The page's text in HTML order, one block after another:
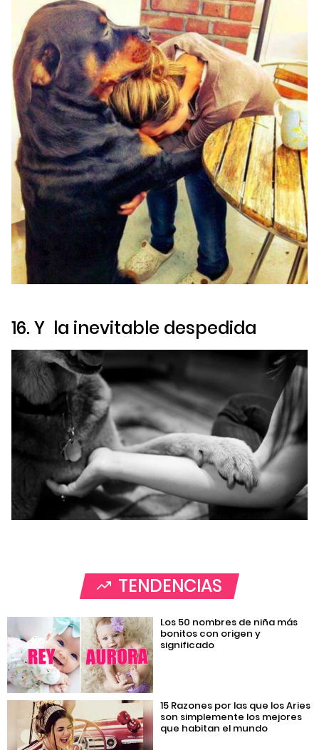
16. Y la inevitable despedida
TENDENCIAS
Los 50 nombres de niña más
bonitos con origen y
significado
15 Razones por las que los Aries
son simplemente los mejores
que habitan el mundo